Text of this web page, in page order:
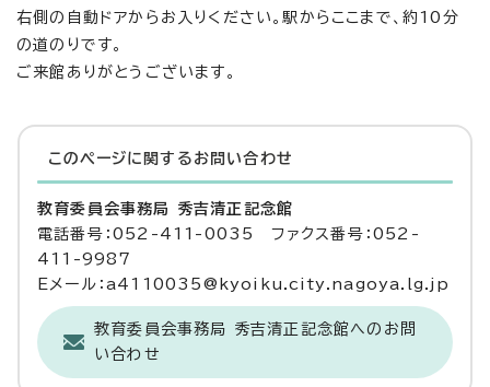
右側の自動ドアからお入りください。駅からここまで、約10分
の道のりです。
ご来館ありがとうございます。
このページに関する お問い合わせ
教育委員会事務局 秀吉清正記念館
電話番号：052-411-0035 ファクス番号：052-
411-9987
Eメール：a4110035@kyoiku.city.nagoya.lg.jp
教育委員会事務局 秀吉清正記念館へのお問
い合わせ